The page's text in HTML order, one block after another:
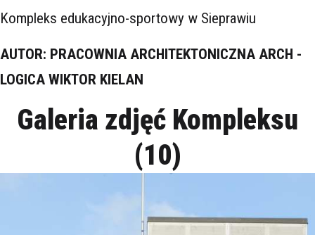
Kompleks edukacyjno-sportowy w Sieprawiu
AUTOR: PRACOWNIA ARCHITEKTONICZNA ARCH -
LOGICA WIKTOR KIELAN
Galeria zdjęć Kompleksu
(10)